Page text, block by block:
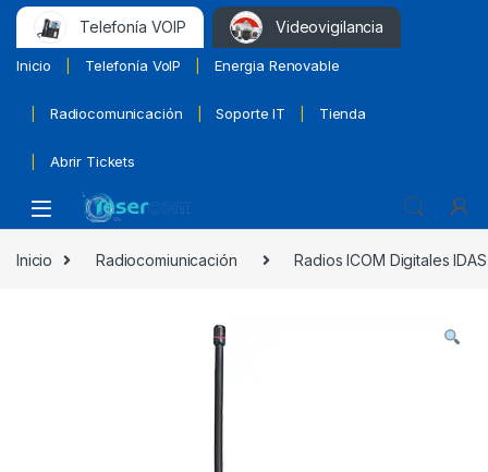
Telefonía VOIP Videovigilancia
Inicio Telefonía VoIP Energia Renovable
Radiocomunicación Soporte IT Tienda
Abrir Tickets
Inicio Radiocomiunicación Radios ICOM Digitales IDAS